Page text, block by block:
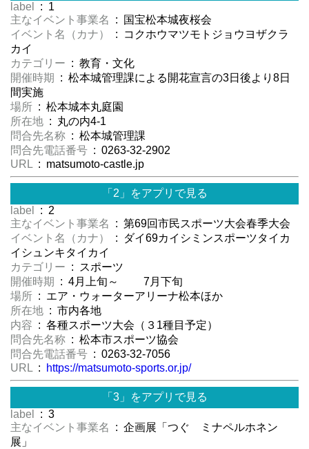
label
: 1
主なイベント事業名
: 国宝松本城夜桜会
イベント名（カナ）
: コクホウマツモトジョウヨザクラ
カイ
カテゴリー : 教育・文化
開催時期
: 松本城管理課による開花宣言の3日後より8日
間実施
場所 : 松本城本丸庭園
所在地 : 丸の内4-1
問合先名称 : 松本城管理課
問合先電話番号 : 0263-32-2902
URL : matsumoto-castle.jp
「2」をアプリで見る
label
: 2
主なイベント事業名
: 第69回市民スポーツ大会春季大会
イベント名（カナ）
: ダイ69カイシミンスポーツタイカ
イシュンキタイカイ
カテゴリー : スポーツ
開催時期
: 4月上旬～ 7月下旬
場所 : エア・ウォーターアリーナ松本ほか
所在地 : 市内各地
内容 : 各種スポーツ大会（３1種目予定）
問合先名称 : 松本市スポーツ協会
問合先電話番号 : 0263-32-7056
URL : https://matsumoto-sports.or.jp/
「3」をアプリで見る
label
: 3
主なイベント事業名
: 企画展「つぐ ミナペルホネン
展」